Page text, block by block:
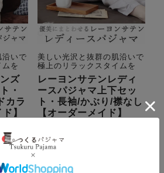
沿いで
を
ズ
・
カラ
】
美しい光沢と抜群の肌沿いで
極上のリラックスタイムを
レーヨンサテンレディ
ースパジャマ上下セッ
ト・長袖/かぶり/襟なし
【オーダーメイド】
17,600